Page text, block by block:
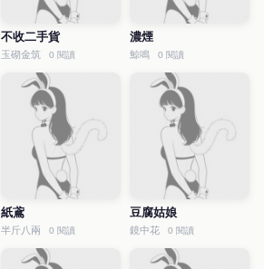
不收二手貨
玉砌金筑 0 閱讀
濃煙
鯨鳴 0 閱讀
紙鳶
半斤八兩 0 閱讀
豆腐姑娘
鏡中花 0 閱讀